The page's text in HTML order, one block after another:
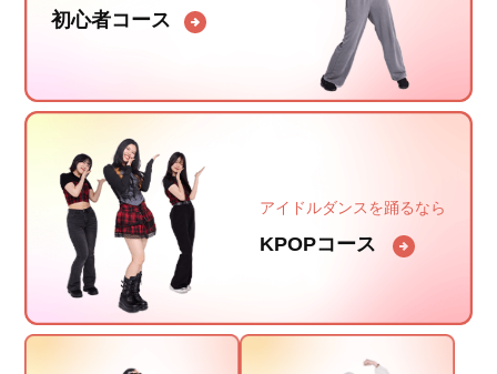
初心者コース
アイドルダンスを踊るなら
KPOPコース